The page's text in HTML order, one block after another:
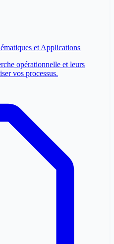
et Applications
opérationnelle et leurs
vos processus.